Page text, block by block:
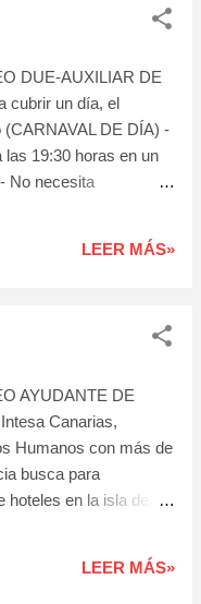
job/camarera-
DUE-AUXILIAR DE
cubrir un día, el
DE DÍA) -
las 19:30 horas en un
No necesita
LEER MÁS»
AYUDANTE DE
Canarias,
Humanos con más de
busca para
hoteles en la isla de
clientes. Asistir en el
LEER MÁS»